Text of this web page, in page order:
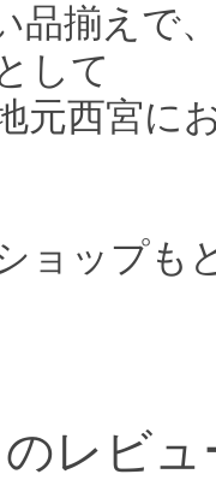
品揃えで
して
元西宮に
ョップも
のレビ